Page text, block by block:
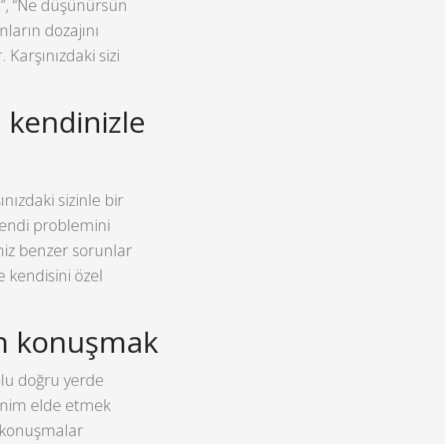
“Ne düşünürsün
dozajını
sizi
kendinizle
sizinle bir
problemini
benzer sorunlar
kendisini özel
konuşmak
doğru yerde
elde etmek